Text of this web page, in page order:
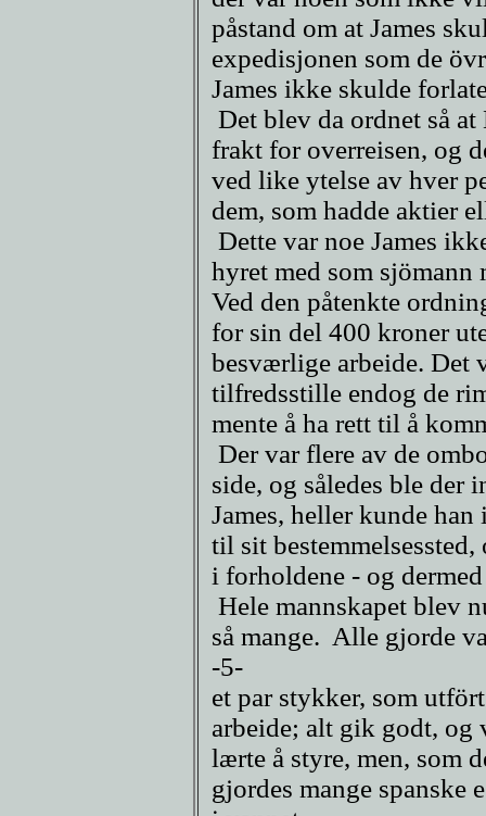
påstand om at James
expedisjonen som de
James ikke skulde
Det blev da ordnet så
frakt for overreisen, og
ved like ytelse av hver
dem, som hadde aktier
Dette var noe James
hyret med som
Ved den påtenkte
for sin del 400 kroner
besværlige arbeide. Det
tilfredsstille endog de
mente å ha rett til å
Der var flere av de
side, og således ble der
James, heller kunde
til sit
i forholdene - og
Hele mannskapet blev
så mange. Alle gjorde
-5-
et par stykker, som
arbeide; alt gik godt, og
lærte å styre, men, som
gjordes mange spanske